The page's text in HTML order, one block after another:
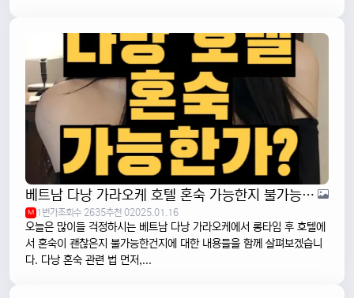
베트남 다낭 가라오케 호텔 혼숙 가능한지 불가능한지 알아보기
M 1번가조회수 2635추천 02025.01.16
오늘은 많이들 걱정하시는 베트남 다낭 가라오케에서 롱타임 후 호텔에
서 혼숙이 괜찮은지 불가능한건지에 대한 내용들을 함께 살펴보겠습니
다. 다낭 혼숙 관련 법 먼저,...